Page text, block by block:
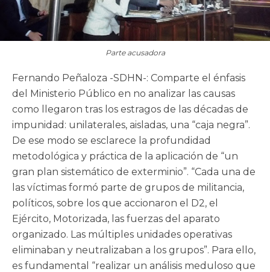
Parte acusadora
Fernando Peñaloza -SDHN-: Comparte el énfasis
del Ministerio Público en no analizar las causas
como llegaron tras los estragos de las décadas de
impunidad: unilaterales, aisladas, una “caja negra”.
De ese modo se esclarece la profundidad
metodológica y práctica de la aplicación de “un
gran plan sistemático de exterminio”. “Cada una de
las víctimas formó parte de grupos de militancia,
políticos, sobre los que accionaron el D2, el
Ejército, Motorizada, las fuerzas del aparato
organizado. Las múltiples unidades operativas
eliminaban y neutralizaban a los grupos”. Para ello,
es fundamental “realizar un análisis meduloso que